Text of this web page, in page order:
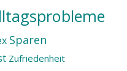
Sparen
Zufriedenheit